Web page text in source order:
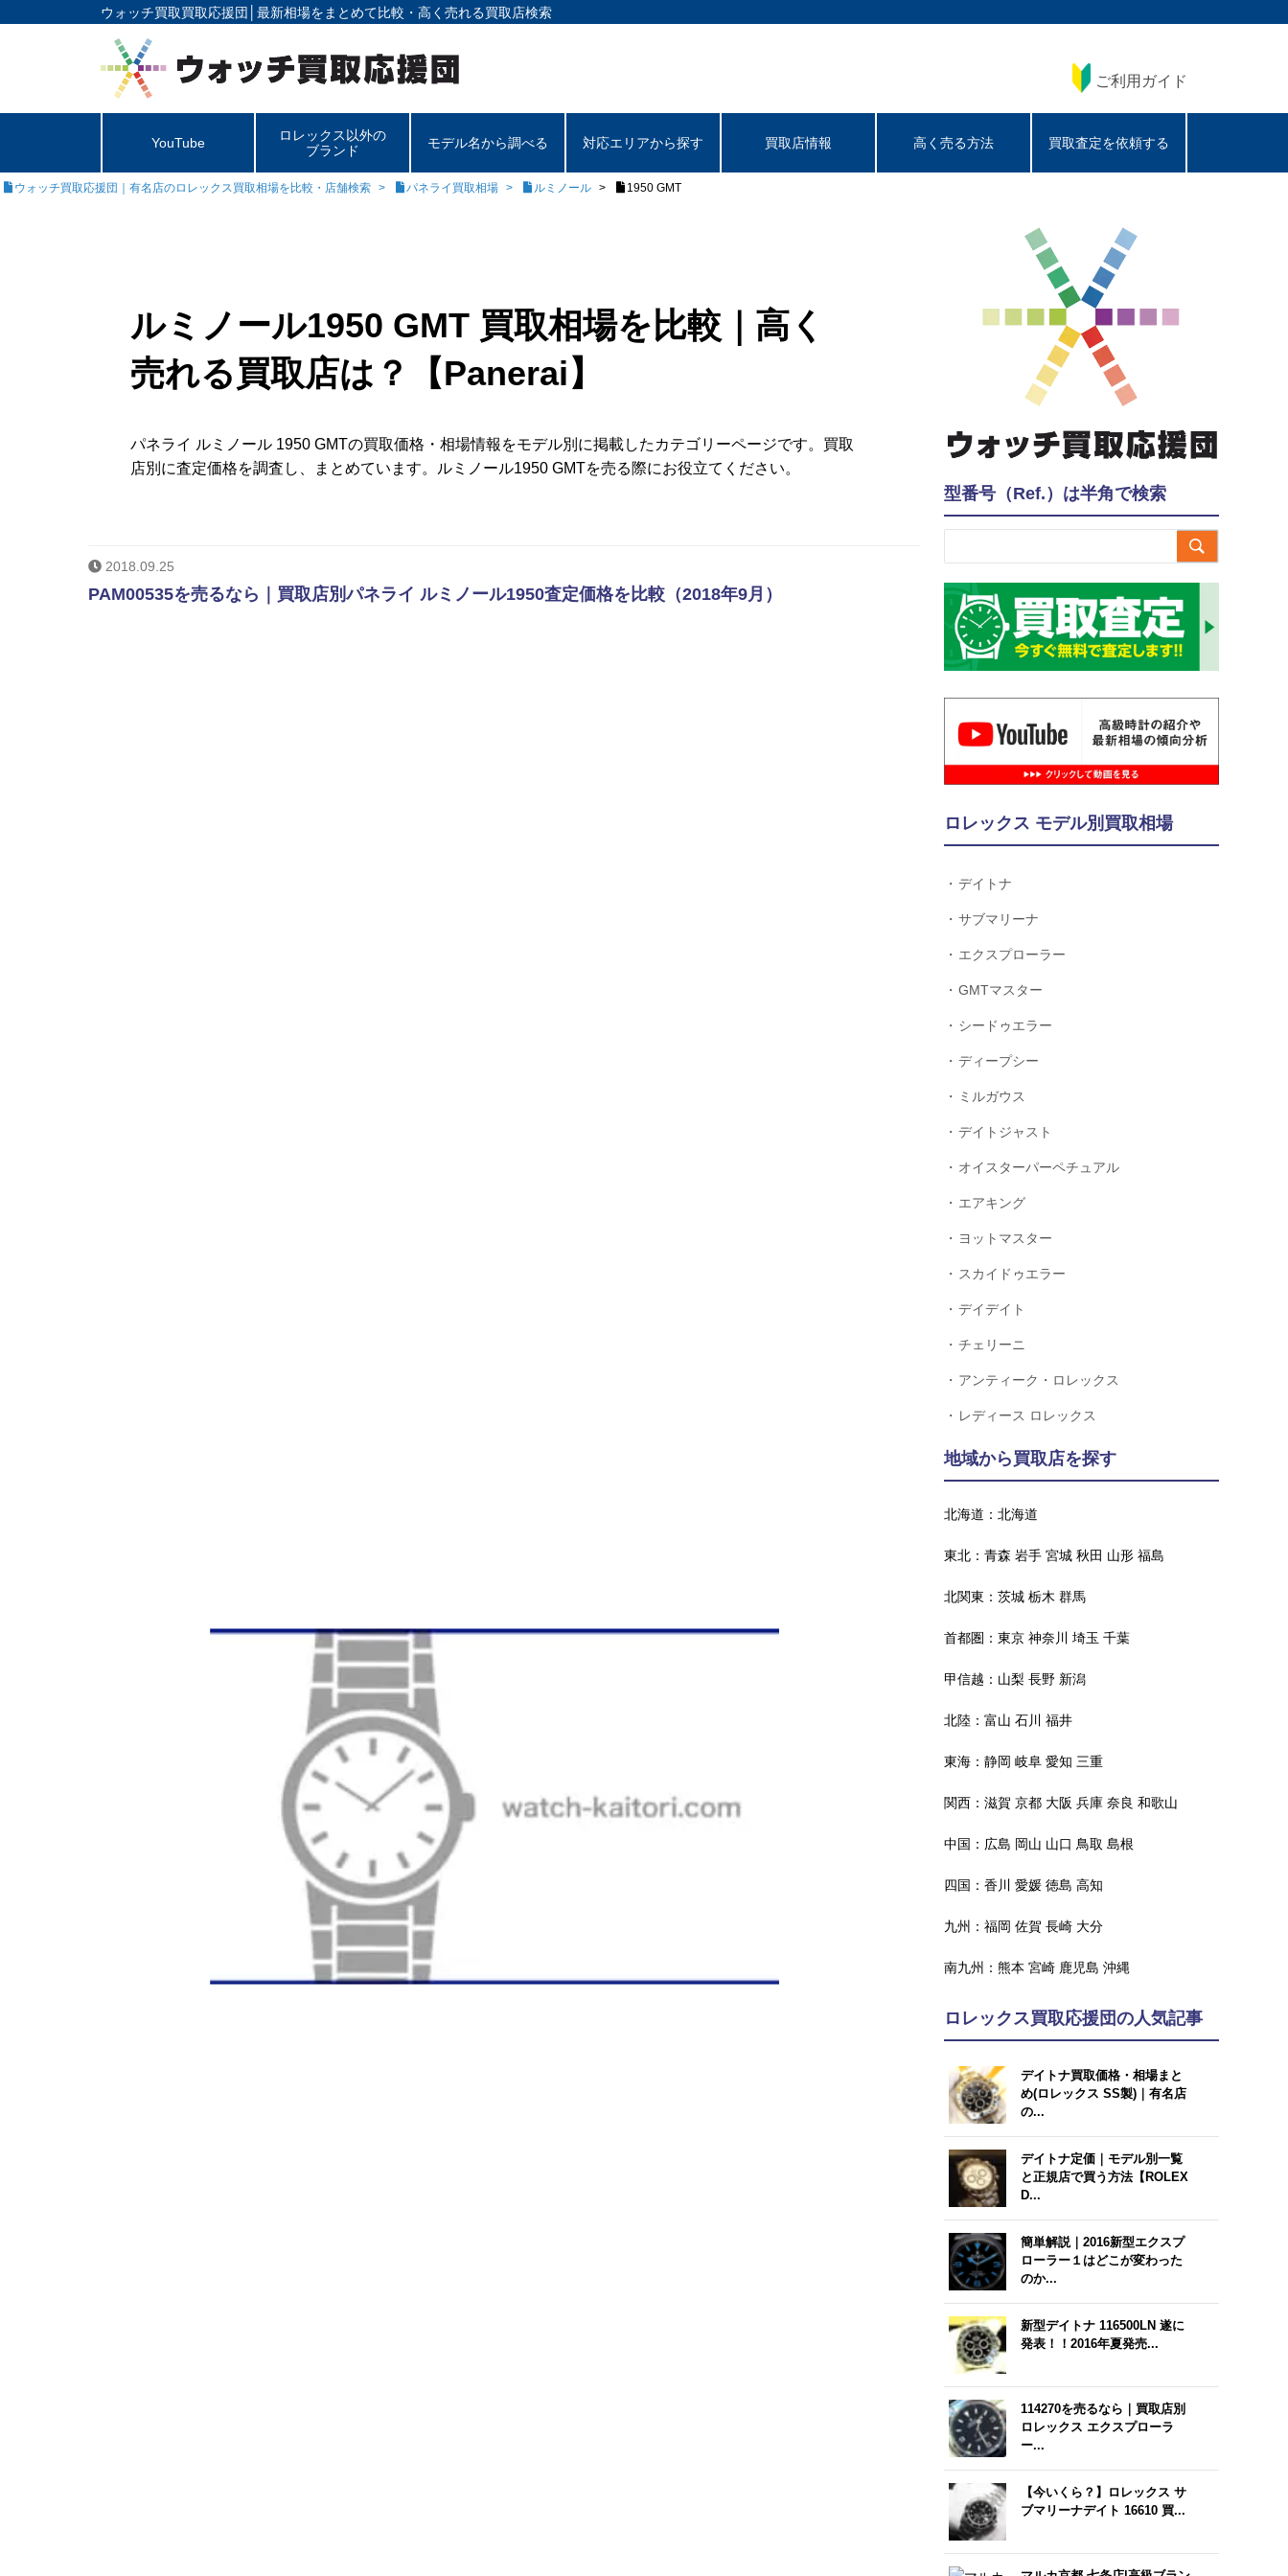
ウォッチ買取買取応援団│ 最新相場をまとめて比較・高く売れる買取店検索
ご利用ガイド
YouTube
ロレックス以外の
ブランド
モデル名から調べる 対応エリアから探す 買取店情報 高く売る方法 買取査定を依頼する
ウォッチ買取応援団｜有名店のロレックス買取相場を比較・店舗検索 パネライ買取相場 ルミノール 1950 GMT
ルミノール1950 GMT 買取相場を比較｜高く
売れる買取店は？【Panerai】
パネライ ルミノール 1950 GMTの買取価格・相場情報をモデル別に掲載したカテゴリーページです。買取
店別に査定価格を調査し、まとめています。ルミノール1950 GMTを売る際にお役立てください。
2018.09.25
PAM00535を売るなら｜買取店別パネライ ルミノール1950査定価格を比較（2018年9月）
型番号（Ref.）は半角で検索

ロレックス モデル別買取相場
デイトナ
サブマリーナ
エクスプローラー
GMTマスター
シードゥエラー
ディープシー
ミルガウス
デイトジャスト
オイスターパーペチュアル
エアキング
ヨットマスター
スカイドゥエラー
デイデイト
チェリーニ
アンティーク・ロレックス
レディース ロレックス
地域から買取店を探す
北海道： 北海道
東北： 青森 岩手 宮城 秋田 山形 福島
北関東： 茨城 栃木 群馬
首都圏： 東京 神奈川 埼玉 千葉
甲信越： 山梨 長野 新潟
北陸： 富山 石川 福井
東海： 静岡 岐阜 愛知 三重
関西： 滋賀 京都 大阪 兵庫 奈良 和歌山
中国： 広島 岡山 山口 鳥取 島根
四国： 香川 愛媛 徳島 高知
九州： 福岡 佐賀 長崎 大分
南九州： 熊本 宮崎 鹿児島 沖縄
ロレックス買取応援団の人気記事
デイトナ買取価格・相場まと
め(ロレックス SS製)｜有名店
の...
デイトナ定価｜モデル別一覧
と正規店で買う方法【ROLEX
D...
簡単解説｜2016新型エクスプ
ローラー１はどこが変わった
のか...
新型デイトナ 116500LN 遂に
発表！！2016年夏発売...
114270を売るなら｜買取店別
ロレックス エクスプローラ
ー...
【今いくら？】ロレックス サ
ブマリーナデイト 16610 買...